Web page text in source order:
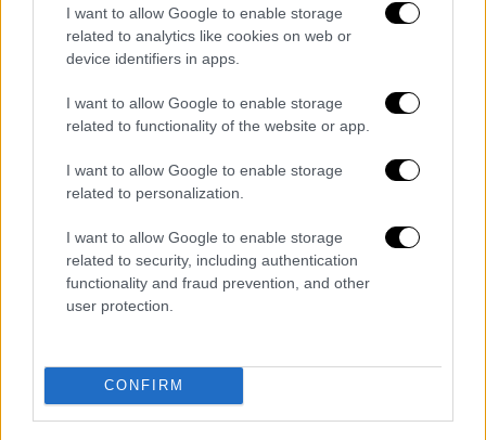
I want to allow Google to enable storage
related to analytics like cookies on web or
device identifiers in apps.
I want to allow Google to enable storage
related to functionality of the website or app.
I want to allow Google to enable storage
related to personalization.
I want to allow Google to enable storage
related to security, including authentication
functionality and fraud prevention, and other
user protection.
CONFIRM
17.02.2026 13:10
Ποινική δίωξη για την τραγουδίστρια